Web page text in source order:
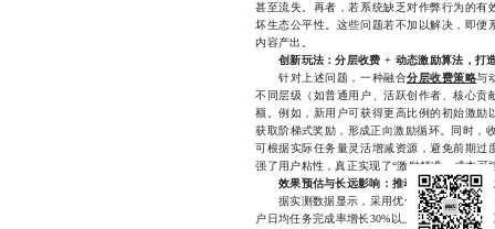
甚至流失。再者，若系统缺乏对作弊行为的
坏生态公平性。这些问题若不加以解决，即
内容产出。
创新玩法：分层收费 + 动态激励算法，打
针对上述问题，一种融合分层收费策略与
不同层级（如普通用户、活跃创作者、核心
额。例如，新用户可获得更高比例的初始激
获取阶梯式奖励，形成正向激励循环。同时，
可根据实际任务量灵活增减资源，避免前期
强了用户粘性，真正实现了“激励精准、成本可
效果预估与长远影响：推动去中心化内容
据实测数据显示，采用优化后的短视频任务
户日均任务完成率增长30%以上。更重要的是